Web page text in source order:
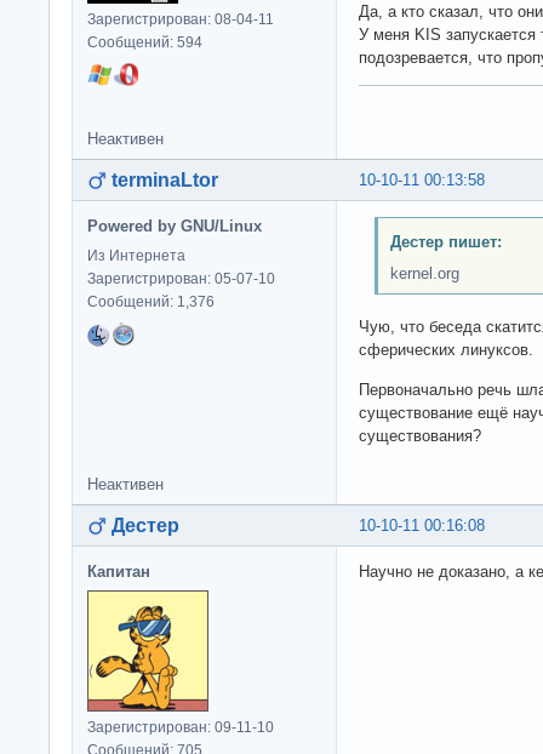
Зарегистрирован: 08-04-11
Сообщений: 594
Да, а кто сказал, что
У меня KIS запускается
подозревается, что
Неактивен
10-10-11 00:13:58
terminaLtor
Powered by GNU/Linux
Из Интернета
Зарегистрирован: 05-07-10
Сообщений: 1,376
Дестер пишет:
kernel.org
Чую, что беседа
сферических линуксов.
Первоначально речь
существование ещё
существования?
Неактивен
10-10-11 00:16:08
Дестер
Капитан
Зарегистрирован: 09-11-10
Сообщений: 705
Научно не доказано, а